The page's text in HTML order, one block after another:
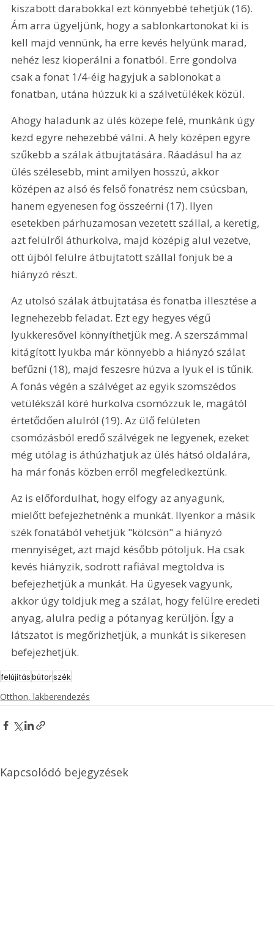
kiszabott darabokkal ezt könnyebbé tehetjük (16).
Ám arra ügyeljünk, hogy a sablonkartonokat ki is
kell majd vennünk, ha erre kevés helyünk marad,
nehéz lesz kioperálni a fonatból. Erre gondolva
csak a fonat 1/4-éig hagyjuk a sablonokat a
fonatban, utána húzzuk ki a szálvetülékek közül.
Ahogy haladunk az ülés közepe felé, munkánk úgy
kezd egyre nehezebbé válni. A hely középen egyre
szűkebb a szálak átbujtatására. Ráadásul ha az
ülés szélesebb, mint amilyen hosszú, akkor
középen az alsó és felső fonatrész nem csúcsban,
hanem egyenesen fog összeérni (17). Ilyen
esetekben párhuzamosan vezetett szállal, a keretig,
azt felülről áthurkolva, majd középig alul vezetve,
ott újból felülre átbujtatott szállal fonjuk be a
hiányzó részt.
Az utolsó szálak átbujtatása és fonatba illesztése a
legnehezebb feladat. Ezt egy hegyes végű
lyukkeresővel könnyíthetjük meg. A szerszámmal
kitágított lyukba már könnyebb a hiányzó szálat
befűzni (18), majd feszesre húzva a lyuk el is tűnik.
A fonás végén a szálvéget az egyik szomszédos
vetülékszál köré hurkolva csomózzuk le, magától
értetődően alulról (19). Az ülő felületen
csomózásból eredő szálvégek ne legyenek, ezeket
még utólag is áthúzhatjuk az ülés hátsó oldalára,
ha már fonás közben erről megfeledkeztünk.
Az is előfordulhat, hogy elfogy az anyagunk,
mielőtt befejezhetnénk a munkát. Ilyenkor a másik
szék fonatából vehetjük "kölcsön" a hiányzó
mennyiséget, azt majd később pótoljuk. Ha csak
kevés hiányzik, sodrott rafiával megtoldva is
befejezhetjük a munkát. Ha ügyesek vagyunk,
akkor úgy toldjuk meg a szálat, hogy felülre eredeti
anyag, alulra pedig a pótanyag kerüljön. Így a
látszatot is megőrizhetjük, a munkát is sikeresen
befejezhetjük.
felújításbútorszék
Otthon, lakberendezés
Kapcsolódó bejegyzések